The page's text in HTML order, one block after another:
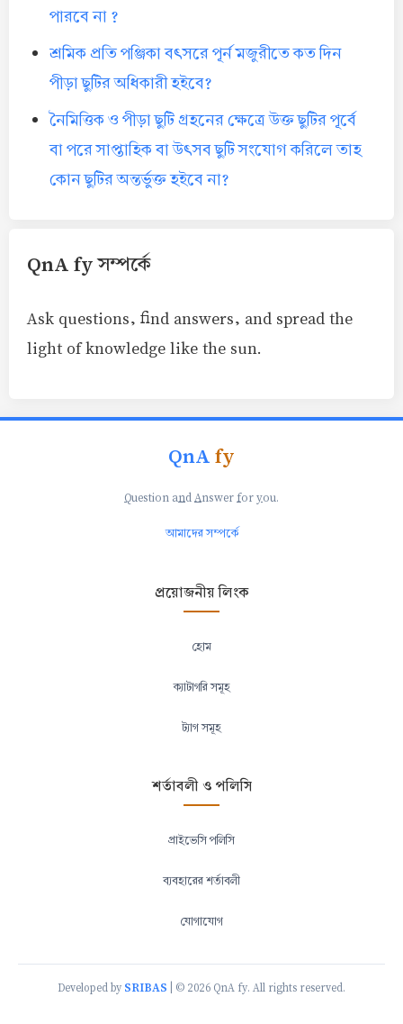
পারবে না ?
শ্রমিক প্রতি পঞ্জিকা বৎসরে পূর্ন মজুরীতে কত দিন
পীড়া ছুটির অধিকারী হইবে?
নৈমিত্তিক ও পীড়া ছুটি গ্রহনের ক্ষেত্রে উক্ত ছুটির পূর্বে
বা পরে সাপ্তাহিক বা উৎসব ছুটি সংযোগ করিলে তাহ
কোন ছুটির অন্তর্ভু্ক্ত হইবে না?
QnA fy সম্পর্কে
Ask questions, find answers, and spread the
light of knowledge like the sun.
QnAfy
Question andAnswer foryou.
আমাদের সম্পর্কে
প্রয়োজনীয় লিংক
হোম
ক্যাটাগরি সমূহ
ট্যাগ সমূহ
শর্তাবলী ও পলিসি
প্রাইভেসি পলিসি
ব্যবহারের শর্তাবলী
যোগাযোগ
Developed by SRIBAS | © 2026 QnA fy. All rights reserved.